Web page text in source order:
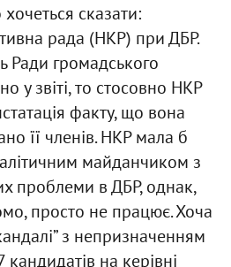
сказати:
рада (НКР) при ДБР.
Ради громадського
у звіті, то стосовно НКР
факту, що вона
її членів. НКР мала б
майданчиком з
проблеми в ДБР, однак,
просто не працює. Хоча
з непризначенням
на керівні